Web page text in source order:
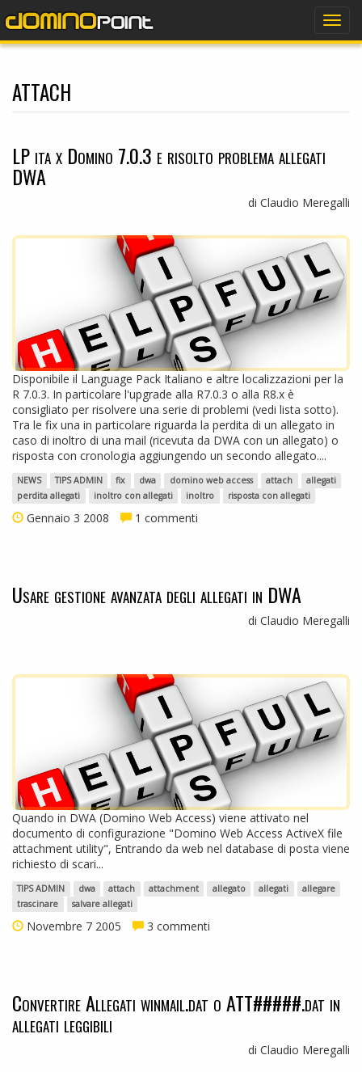
attach
LP ita x Domino 7.0.3 e risolto problema allegati
DWA
di Claudio Meregalli
Disponibile il Language Pack Italiano e altre localizzazioni per la
R 7.0.3. In particolare l'upgrade alla R7.0.3 o alla R8.x è
consigliato per risolvere una serie di problemi (vedi lista sotto).
Tra le fix una in particolare riguarda la perdita di un allegato in
caso di inoltro di una mail (ricevuta da DWA con un allegato) o
risposta con cronologia aggiungendo un secondo allegato....
NEWS TIPS ADMIN fix dwa domino web access attach
allegati
perdita allegati
inoltro con allegati inoltro risposta con allegati
Gennaio 3 2008 1 commenti
Usare gestione avanzata degli allegati in DWA
di Claudio Meregalli
Quando in DWA (Domino Web Access) viene attivato nel
documento di configurazione "Domino Web Access ActiveX file
attachment utility", Entrando da web nel database di posta viene
richiesto di scari...
TIPS ADMIN dwa attach attachment allegato allegati
allegare
trascinare
salvare allegati
Novembre 7 2005 3 commenti
Convertire Allegati winmail.dat o ATT#####.dat in
allegati leggibili
di Claudio Meregalli